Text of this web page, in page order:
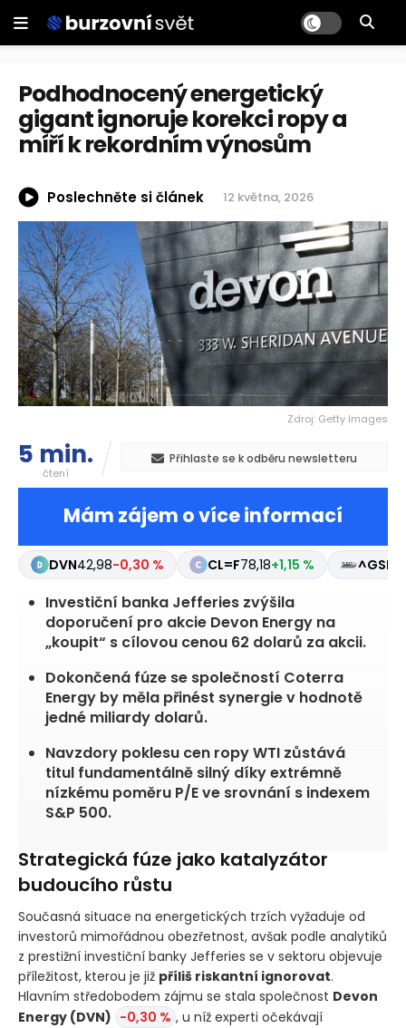
Podhodnocený energetický
gigant ignoruje korekci ropy a
míří k rekordním výnosům
Poslechněte si článek 12 května, 2026
Zdroj: Getty Images
5 min.
čtení
Přihlaste se k odběru newsletteru
Mám zájem o více informací
DVN42,98-0,30 % CL=F78,18+1,15 % ^GSPC
Investiční banka Jefferies zvýšila
doporučení pro akcie Devon Energy na
„koupit“ s cílovou cenou 62 dolarů za akcii.
Dokončená fúze se společností Coterra
Energy by měla přinést synergie v hodnotě
jedné miliardy dolarů.
Navzdory poklesu cen ropy WTI zůstává
titul fundamentálně silný díky extrémně
nízkému poměru P/E ve srovnání s indexem
S&P 500.
Strategická fúze jako katalyzátor
budoucího růstu
Současná situace na energetických trzích vyžaduje od
investorů mimořádnou obezřetnost, avšak podle analytiků
z prestižní investiční banky Jefferies se v sektoru objevuje
příležitost, kterou je již příliš riskantní ignorovat.
Hlavním středobodem zájmu se stala společnost Devon
Energy (DVN) -0,30 % , u níž experti očekávají